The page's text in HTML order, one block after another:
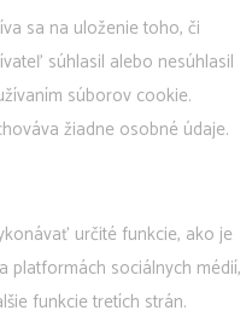
sa na uloženie toho, či
súhlasil alebo nesúhlasil
súborov cookie.
žiadne osobné údaje.
určité funkcie, ako je
platformách sociálnych médií,
funkcie tretích strán.